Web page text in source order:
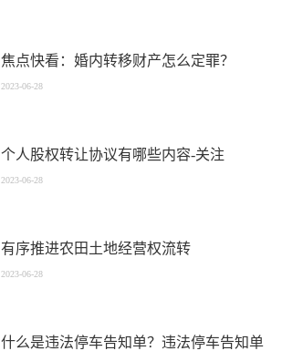
焦点快看：婚内转移财产怎么定罪？
2023-06-28
个人股权转让协议有哪些内容-关注
2023-06-28
有序推进农田土地经营权流转
2023-06-28
什么是违法停车告知单？违法停车告知单